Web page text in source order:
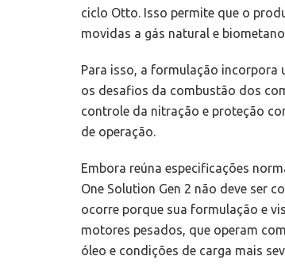
ciclo Otto. Isso permite que o
movidas a gás natural e
Para isso, a formulação incorpora
os desafios da combustão dos
controle da nitração e proteção
de operação.
Embora reúna especificações
One Solution Gen 2 não deve ser
ocorre porque sua formulação e
motores pesados, que operam
óleo e condições de carga mais